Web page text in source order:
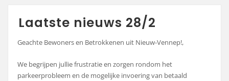
Laatste nieuws 28/2
Geachte Bewoners en Betrokkenen uit Nieuw-Vennep!,
We begrijpen jullie frustratie en zorgen rondom het
parkeerprobleem en de mogelijke invoering van betaald